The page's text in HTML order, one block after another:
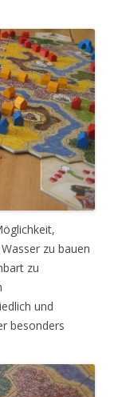
zu bauen
zu
und
besonders